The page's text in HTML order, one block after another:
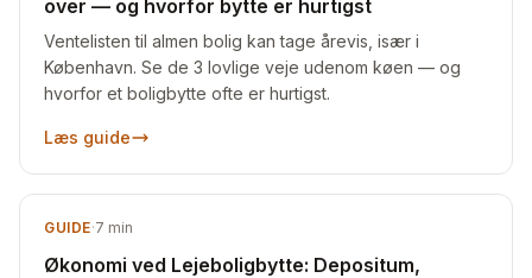
over — og hvorfor bytte er hurtigst
Ventelisten til almen bolig kan tage årevis, især i
København. Se de 3 lovlige veje udenom køen — og
hvorfor et boligbytte ofte er hurtigst.
Læs guide
GUIDE·7 min
Økonomi ved Lejeboligbytte: Depositum,